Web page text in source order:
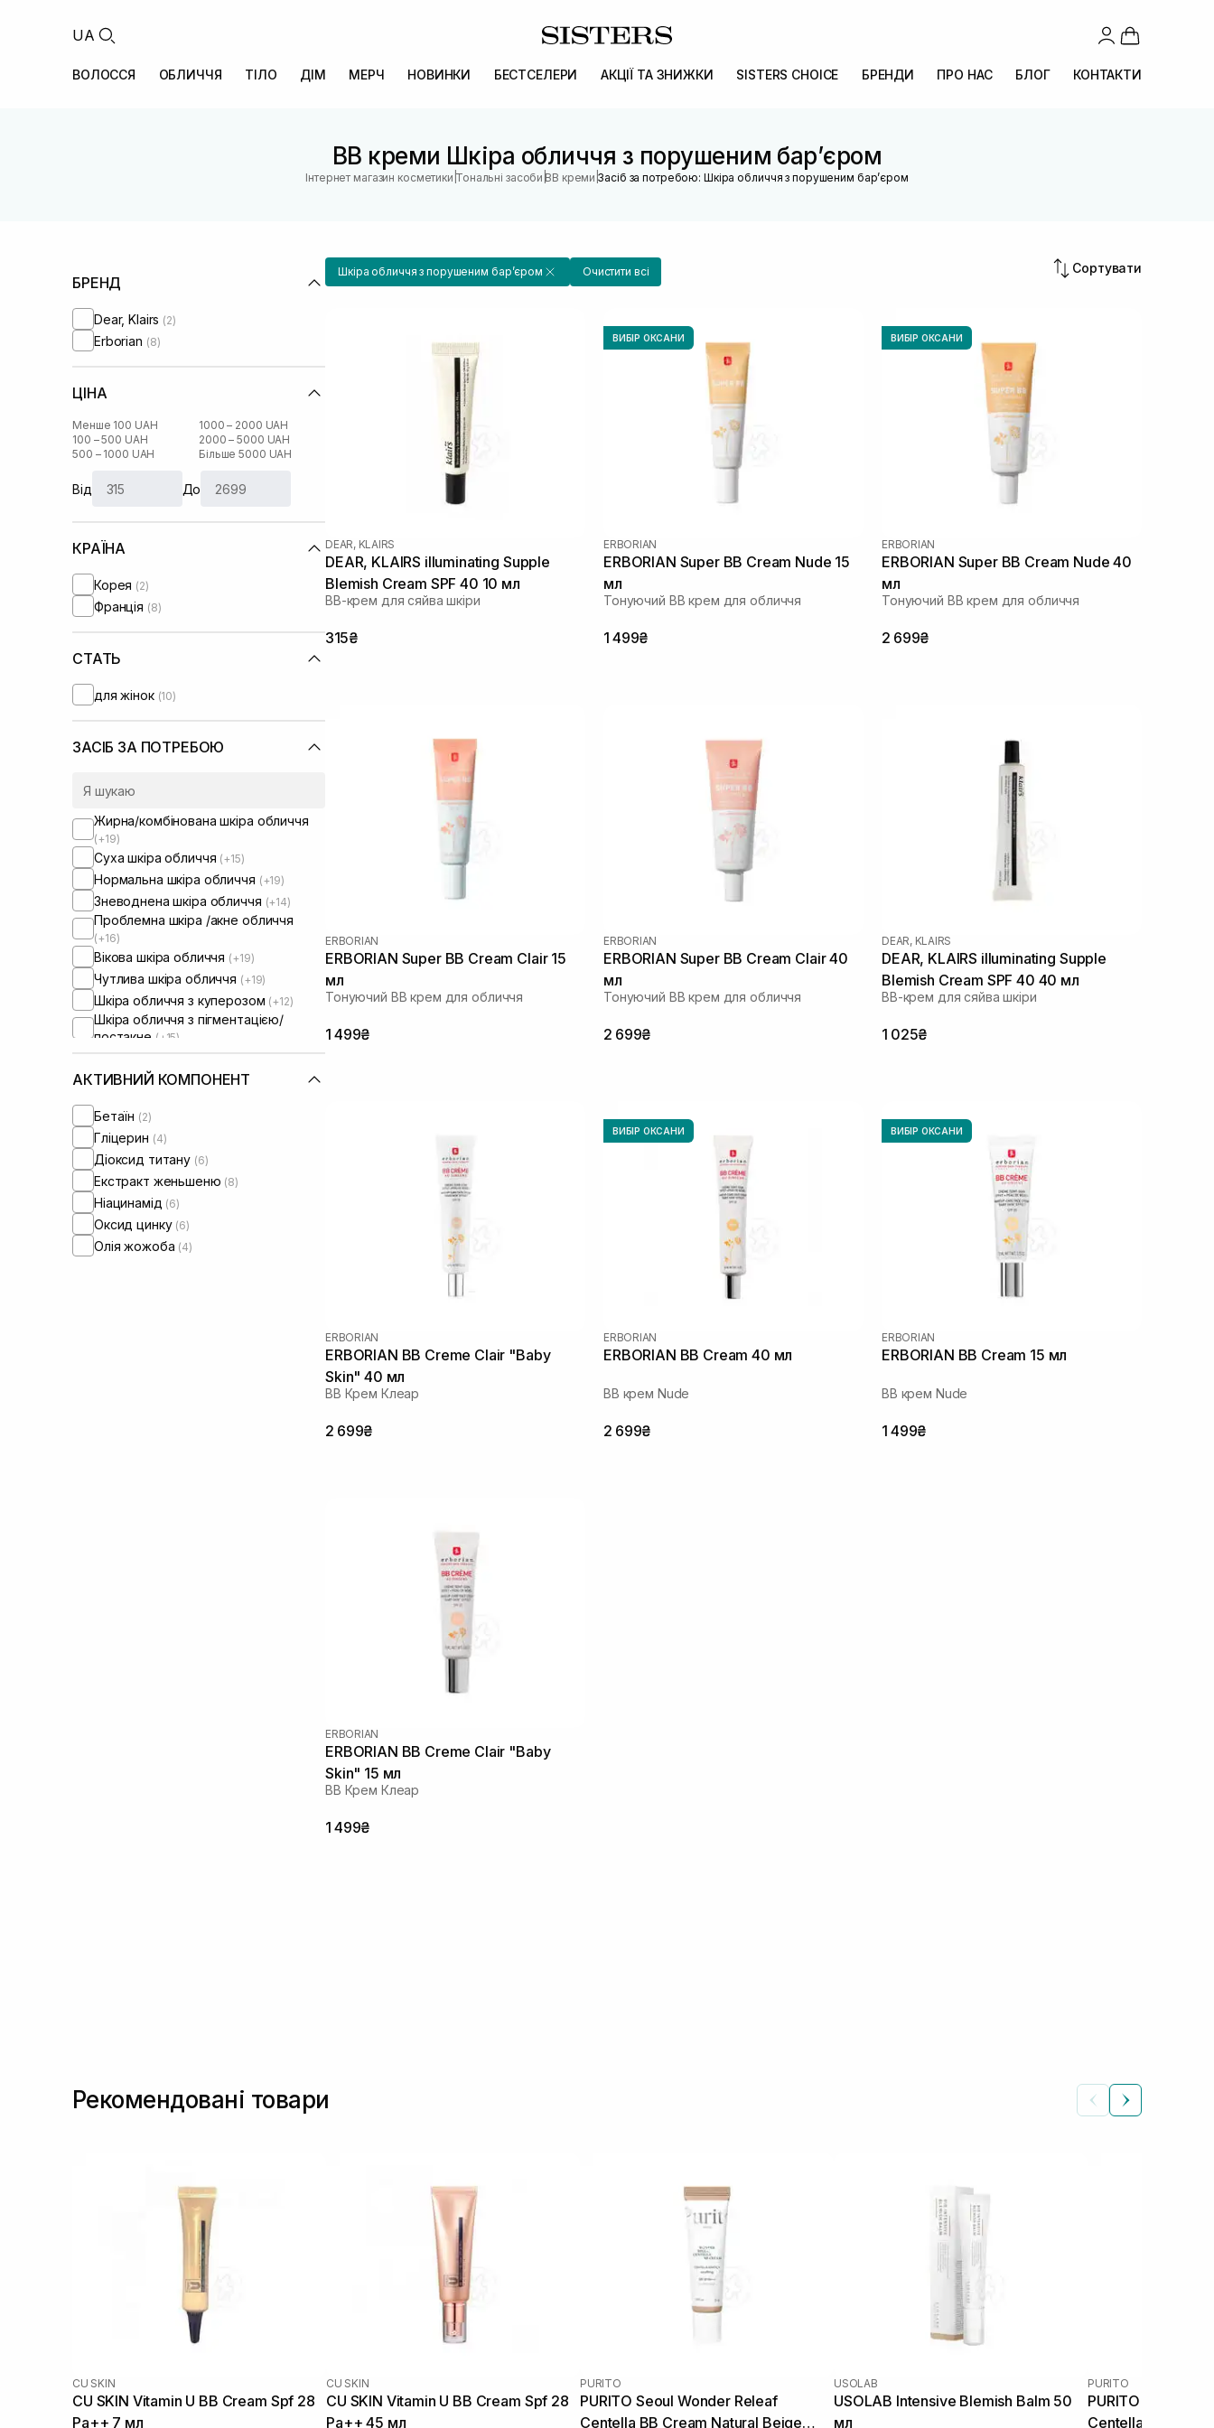
UA
ВОЛОССЯ ОБЛИЧЧЯ ТІЛО ДІМ МЕРЧ НОВИНКИ БЕСТСЕЛЕРИ АКЦІЇ ТА ЗНИЖКИ SISTERS CHOICE БРЕНДИ ПРО НАС БЛОГ КОНТАКТИ
BB креми Шкіра обличчя з порушеним барʼєром
Інтернет магазин косметики |Тональні засоби |BB креми |Засіб за потребою: Шкіра обличчя з порушеним барʼєром
БРЕНД
Dear, Klairs (2)
Erborian (8)
ЦІНА
Менше 100 UAH
100 – 500 UAH
500 – 1000 UAH
1000 – 2000 UAH
2000 – 5000 UAH
Більше 5000 UAH
Від До
КРАЇНА
Корея (2)
Франція (8)
СТАТЬ
для жінок (10)
ЗАСІБ ЗА ПОТРЕБОЮ
Жирна/комбінована шкіра обличчя
(+19)
Суха шкіра обличчя (+15)
Нормальна шкіра обличчя (+19)
Зневоднена шкіра обличчя (+14)
Проблемна шкіра /акне обличчя
(+16)
Вікова шкіра обличчя (+19)
Чутлива шкіра обличчя (+19)
Шкіра обличчя з куперозом (+12)
Шкіра обличчя з пігментацією/
постакне (+15)
Шкіра обличчя з розширеними
порами(+11)
Шкіра обличчя з порушеним
Шкіра обличчя з порушеним
мікробіомом
АКТИВНИЙ КОМПОНЕНТ
Бетаїн (2)
Гліцерин (4)
Діоксид титану (6)
Екстракт женьшеню (8)
Ніацинамід (6)
Оксид цинку (6)
Олія жожоба (4)
Шкіра обличчя з порушеним барʼєром Очистити всі Сортувати
DEAR, KLAIRS
DEAR, KLAIRS illuminating Supple
Blemish Cream SPF 40 10 мл
ВВ-крем для сяйва шкіри
315₴
ВИБІР ОКСАНИ
ERBORIAN
ERBORIAN Super ВВ Cream Nude 15
мл
Тонуючий BB крем для обличчя
1 499₴
ВИБІР ОКСАНИ
ERBORIAN
ERBORIAN Super ВВ Cream Nude 40
мл
Тонуючий BB крем для обличчя
2 699₴
ERBORIAN
ERBORIAN Super ВВ Cream Clair 15
мл
Тонуючий BB крем для обличчя
1 499₴
ERBORIAN
ERBORIAN Super ВВ Cream Clair 40
мл
Тонуючий BB крем для обличчя
2 699₴
DEAR, KLAIRS
DEAR, KLAIRS illuminating Supple
Blemish Cream SPF 40 40 мл
ВВ-крем для сяйва шкіри
1 025₴
ERBORIAN
ERBORIAN BB Creme Clair "Baby
Skin" 40 мл
ВВ Крем Клеар
2 699₴
ВИБІР ОКСАНИ
ERBORIAN
ERBORIAN BB Cream 40 мл
ВВ крем Nude
2 699₴
ВИБІР ОКСАНИ
ERBORIAN
ERBORIAN BB Cream 15 мл
ВВ крем Nude
1 499₴
ERBORIAN
ERBORIAN BB Creme Clair "Baby
Skin" 15 мл
ВВ Крем Клеар
1 499₴
Рекомендовані товари
CU SKIN
CU SKIN Vitamin U BB Cream Spf 28
Pa++ 7 мл
CU SKIN
CU SKIN Vitamin U BB Cream Spf 28
Pa++ 45 мл
PURITO
PURITO Seoul Wonder Releaf
Centella BB Cream Natural Beige
USOLAB
USOLAB Intensive Blemish Balm 50
мл
PURITO
PURITO Seoul
Centella BB